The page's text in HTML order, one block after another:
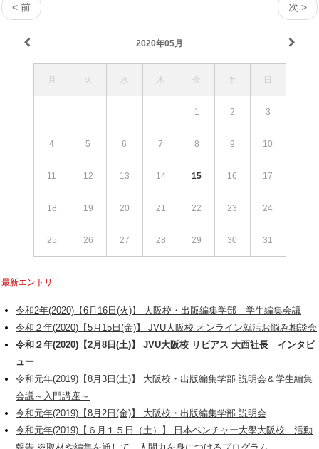
< 前 次 >
2020年05月
月 火 水 木 金 土 日
1 2 3
4 5 6 7 8 9 10
11 12 13 14 15 16 17
18 19 20 21 22 23 24
25 26 27 28 29 30 31
最新エントリ
令和2年(2020)【6月16日(火)】 大阪校・出版編集学部 学生編集会議
令和２年(2020)【5月15日(金)】 JVU大阪校 オンライン就活お悩み相談会
令和２年(2020)【2月8日(土)】 JVU大阪校 リビアス 大西社長 インタビ
ュー
令和元年(2019)【8月3日(土)】 大阪校・出版編集学部 説明会＆学生編集
会議～入門講座～
令和元年(2019)【8月2日(金)】 大阪校・出版編集学部 説明会
令和元年(2019)【６月１５日（土）】 日本ベンチャー大學大阪校 活動